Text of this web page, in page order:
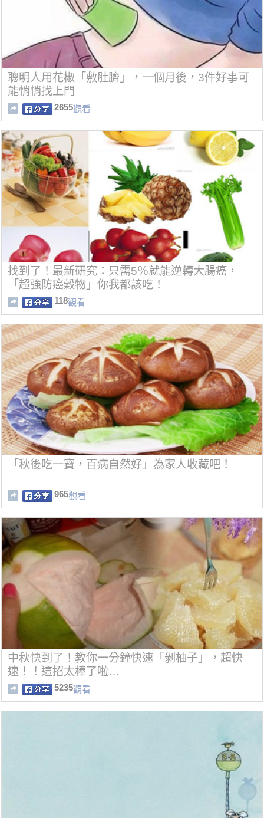
聰明人用花椒「敷肚臍」，一個月後，3件好事可
能悄悄找上門
2655觀看
找到了！最新研究：只需5％就能逆轉大腸癌，
「超強防癌穀物」你我都該吃！
118觀看
「秋後吃一寶，百病自然好」為家人收藏吧！
965觀看
中秋快到了！教你一分鐘快速「剝柚子」，超快
速！！這招太棒了啦…
5235觀看